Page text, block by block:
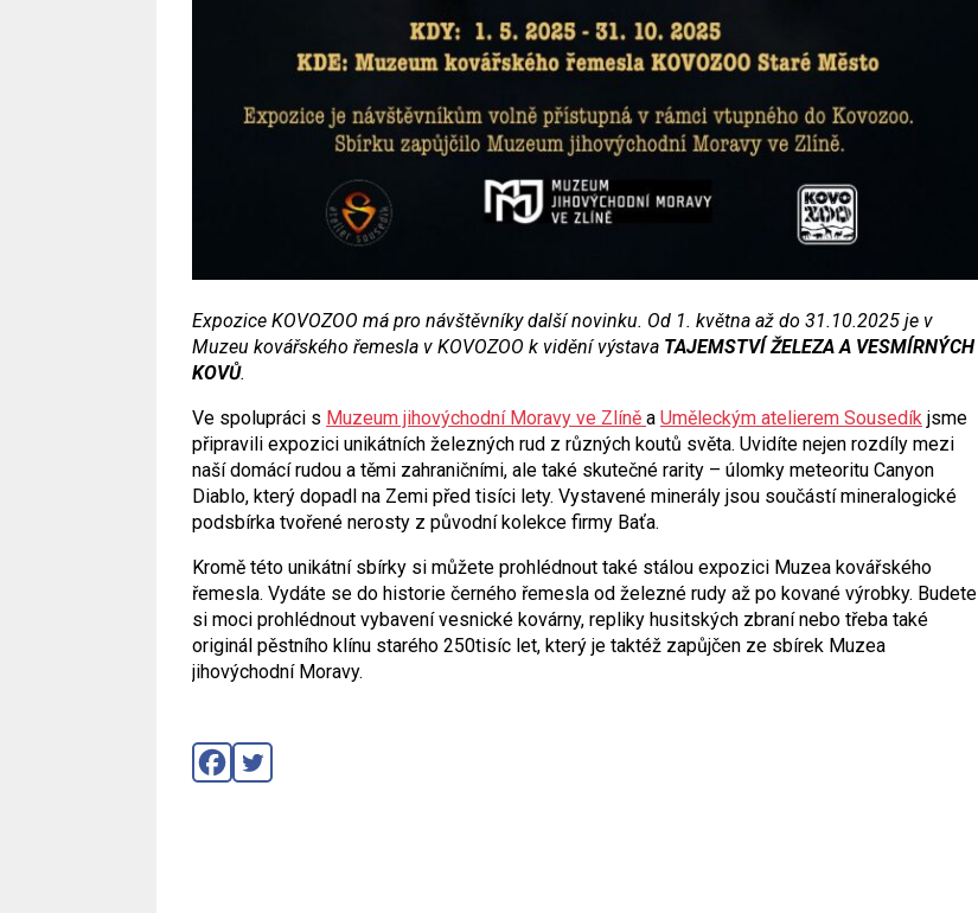
Expozice KOVOZOO má pro návštěvníky další novinku. Od 1. května až do 31.10.2025 je v
Muzeu kovářského řemesla v KOVOZOO k vidění výstava TAJEMSTVÍ ŽELEZA A VESMÍRNÝCH
KOVŮ.
Ve spolupráci s Muzeum jihovýchodní Moravy ve Zlíně a Uměleckým atelierem Sousedík jsme
připravili expozici unikátních železných rud z různých koutů světa. Uvidíte nejen rozdíly mezi
naší domácí rudou a těmi zahraničními, ale také skutečné rarity – úlomky meteoritu Canyon
Diablo, který dopadl na Zemi před tisíci lety. Vystavené minerály jsou součástí mineralogické
podsbírka tvořené nerosty z původní kolekce firmy Baťa.
Kromě této unikátní sbírky si můžete prohlédnout také stálou expozici Muzea kovářského
řemesla. Vydáte se do historie černého řemesla od železné rudy až po kované výrobky. Budete
si moci prohlédnout vybavení vesnické kovárny, repliky husitských zbraní nebo třeba také
originál pěstního klínu starého 250tisíc let, který je taktéž zapůjčen ze sbírek Muzea
jihovýchodní Moravy.